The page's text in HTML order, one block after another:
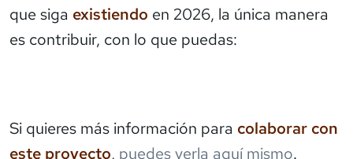
que siga existiendo en 2026, la única manera
es contribuir, con lo que puedas:
Si quieres más información para colaborar con
este proyecto, puedes verla aquí mismo.